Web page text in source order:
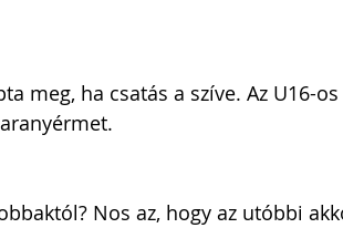
meg, ha csatás a szíve. Az U16-
Nos az, hogy az utóbbi